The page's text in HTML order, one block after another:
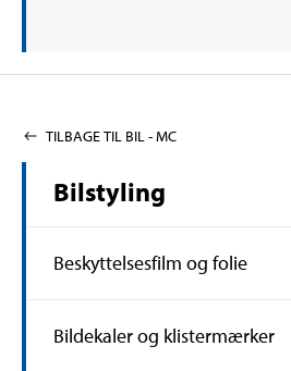
TILBAGE TIL BIL - MC
Bilstyling
Beskyttelsesfilm og folie
Bildekaler og klistermærker